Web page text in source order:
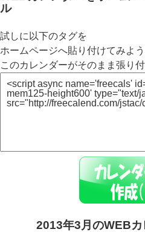
ル
試しに以下のタグを
ホームページへ貼り付けてみよ
このカレンダーがそのまま張り
2013年3月のWEB